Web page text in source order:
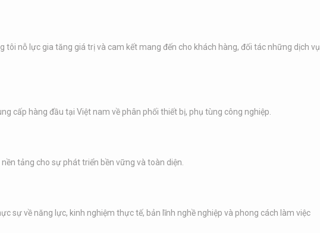
tôi nỗ lực gia tăng giá trị và cam kết mang đến cho khách hàng, đối tác những dịch vụ
cấp hàng đầu tại Việt nam về phân phối thiết bị, phụ tùng công nghiệp.
tảng cho sự phát triển bền vững và toàn diện.
sự về năng lực, kinh nghiệm thực tế, bản lĩnh nghề nghiệp và phong cách làm việc